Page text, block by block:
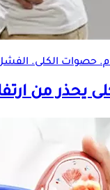
يحذر من